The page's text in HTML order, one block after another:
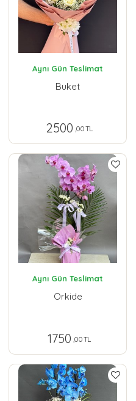
Aynı Gün Teslimat
Buket
2500 ,00 TL
Aynı Gün Teslimat
Orkide
1750 ,00 TL